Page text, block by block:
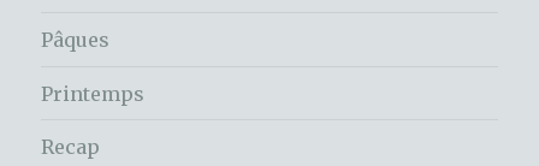
Pâques
Printemps
Recap